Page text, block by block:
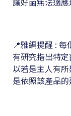
📍雅編提醒 :
有研究指出特
以若是主人有
是依照該產品